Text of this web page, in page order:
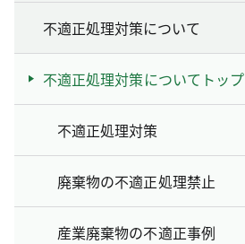
不適正処理対策について
不適正処理対策についてトップ
不適正処理対策
廃棄物の不適正処理禁止
産業廃棄物の不適正事例